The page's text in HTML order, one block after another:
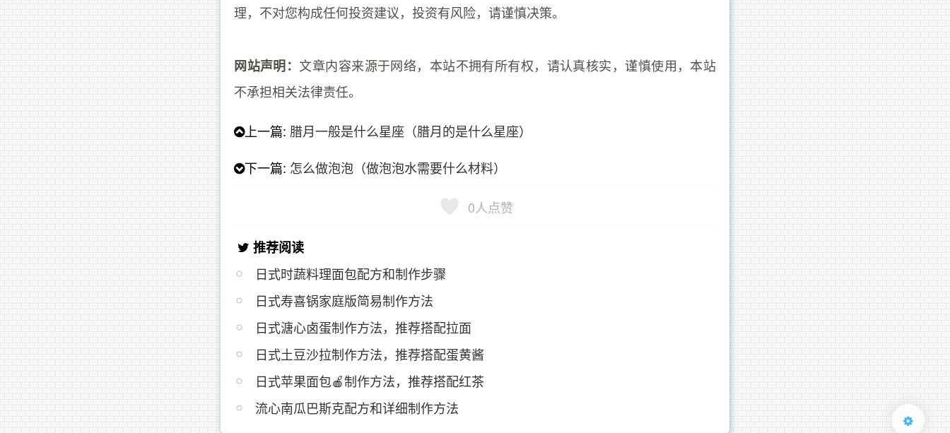
理，不对您构成任何投资建议，投资有风险，请谨慎决策。
网站声明：文章内容来源于网络，本站不拥有所有权，请认真核实，谨慎使用，本站
不承担相关法律责任。
上一篇: 腊月一般是什么星座（腊月的是什么星座）
下一篇: 怎么做泡泡（做泡泡水需要什么材料）
0人点赞
推荐阅读
日式时蔬料理面包配方和制作步骤
日式寿喜锅家庭版简易制作方法
日式溏心卤蛋制作方法，推荐搭配拉面
日式土豆沙拉制作方法，推荐搭配蛋黄酱
日式苹果面包🍎制作方法，推荐搭配红茶
流心南瓜巴斯克配方和详细制作方法